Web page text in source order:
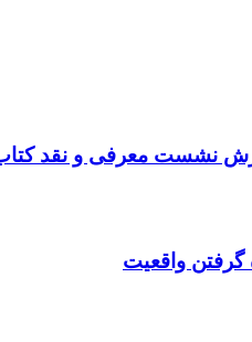
نشست معرفی و نقد
گرفتن واقعیت